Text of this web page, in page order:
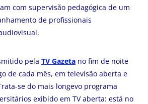
com supervisão pedagógica de um
de profissionais
pela TV Gazeta no fim de noite
de cada mês, em televisão aberta e
se do mais longevo programa
exibido em TV aberta: está no